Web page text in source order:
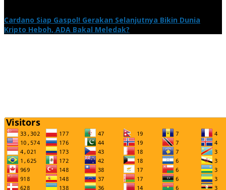
Cardano Siap Gaspol! Gerakan Selanjutnya Bikin Dunia
Kripto Heboh, ADA Bakal Meledak?